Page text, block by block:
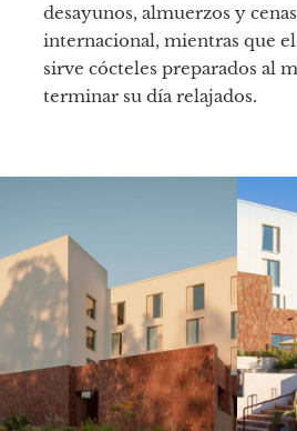
desayunos, almuerzos y
internacional, mientras que
sirve cócteles preparados al
terminar su día relajados.